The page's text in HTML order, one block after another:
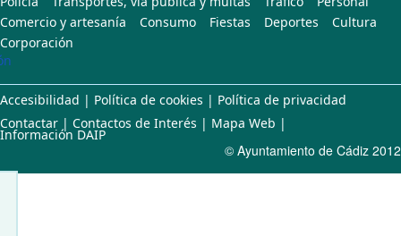
Comercio y artesanía
Consumo Fiestas Deportes
Cultura
Corporación
Accesibilidad | Política de cookies | Política de privacidad
Contactar | Contactos de Interés | Mapa Web |
Información DAIP
© Ayuntamiento de Cádiz 2012